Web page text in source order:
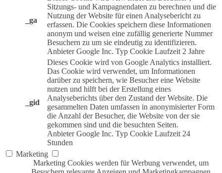
_ga
Sitzungs- und Kampagnendaten zu berechnen und die
Nutzung der Website für einen Analysebericht zu
erfassen. Die Cookies speichern diese Informationen
anonym und weisen eine zufällig generierte Nummer
Besuchern zu um sie eindeutig zu identifizieren.
Anbieter Google Inc. Typ Cookie Laufzeit 2 Jahre
_gid
Dieses Cookie wird von Google Analytics installiert.
Das Cookie wird verwendet, um Informationen
darüber zu speichern, wie Besucher eine Website
nutzen und hilft bei der Erstellung eines
Analyseberichts über den Zustand der Website. Die
gesammelten Daten umfassen in anonymisierter Form
die Anzahl der Besucher, die Website von der sie
gekommen sind und die besuchten Seiten.
Anbieter Google Inc. Typ Cookie Laufzeit 24
Stunden
Marketing
Marketing Cookies werden für Werbung verwendet, um